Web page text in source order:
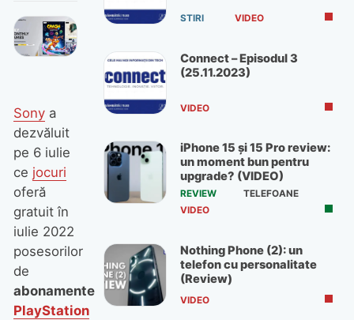
Sonya
dezvăluit
pe 6 iulie
ce jocuri
oferă
gratuit în
iulie 2022
posesorilor
de
abonamente
PlayStation
STIRI VIDEO
Connect – Episodul 3
(25.11.2023)
VIDEO
iPhone 15 și 15 Pro review:
un moment bun pentru
upgrade? (VIDEO)
REVIEW
TELEFOANE
VIDEO
Nothing Phone (2): un
telefon cu personalitate
(Review)
VIDEO